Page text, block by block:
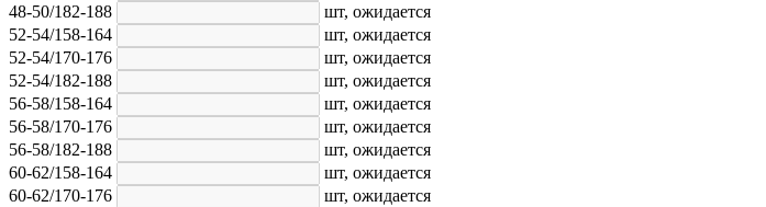
48-50/182-188
шт, ожидается
52-54/158-164
шт, ожидается
52-54/170-176
шт, ожидается
52-54/182-188
шт, ожидается
56-58/158-164
шт, ожидается
56-58/170-176
шт, ожидается
56-58/182-188
шт, ожидается
60-62/158-164
шт, ожидается
60-62/170-176
шт, ожидается